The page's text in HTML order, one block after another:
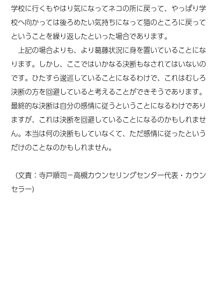
学校に行くもやはり気になってネコの所に戻って、やっぱり学
校へ向かっては後ろめたい気持ちになって猫のところに戻って
ということを繰り返したといった場合であります。
上記の場合よりも、より葛藤状況に身を置いていることにな
ります。しかし、ここではいかなる決断もなされてはいないの
です。ひたすら逡巡していることになるわけで、これはむしろ
決断の方を回避していると考えることができそうであります。
最終的な決断は自分の感情に従うということになるわけであり
ますが、これは決断を回避していることになるのかもしれませ
ん。本当は何の決断もしていなくて、ただ感情に従ったという
だけのことなのかもしれません。
（文責：寺戸順司－高槻カウンセリングセンター代表・カウン
セラー）